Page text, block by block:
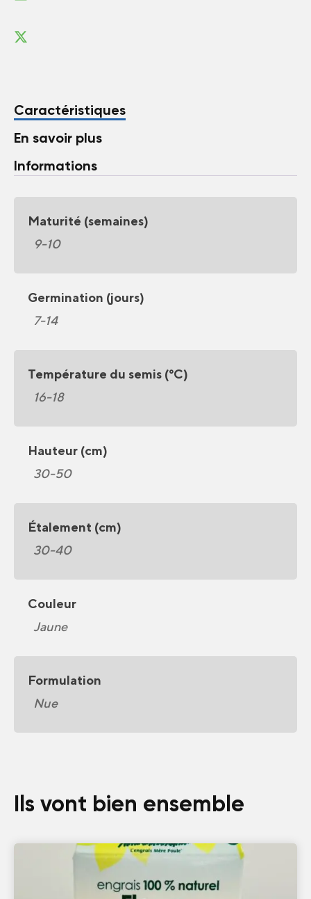
Caractéristiques
En savoir plus
Informations
Maturité (semaines)
9-10
Germination (jours)
7-14
Température du semis (°C)
16-18
Hauteur (cm)
30-50
Étalement (cm)
30-40
Couleur
Jaune
Formulation
Nue
Ils vont bien ensemble